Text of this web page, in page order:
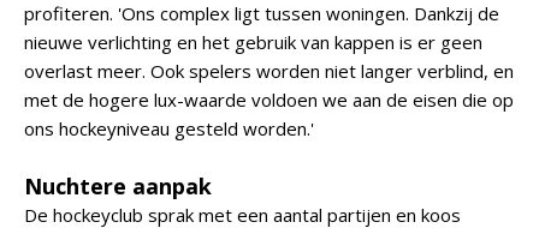
profiteren. 'Ons complex ligt tussen woningen. Dankzij de
nieuwe verlichting en het gebruik van kappen is er geen
overlast meer. Ook spelers worden niet langer verblind, en
met de hogere lux-waarde voldoen we aan de eisen die op
ons hockeyniveau gesteld worden.'
Nuchtere aanpak
De hockeyclub sprak met een aantal partijen en koos